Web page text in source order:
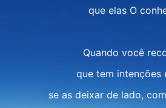
que elas O
Quando você
que tem intenções
se as deixar de lado,